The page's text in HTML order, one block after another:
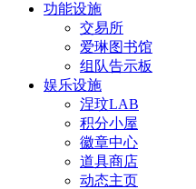
功能设施
交易所
爱琳图书馆
组队告示板
娱乐设施
涅玟LAB
积分小屋
徽章中心
道具商店
动态主页